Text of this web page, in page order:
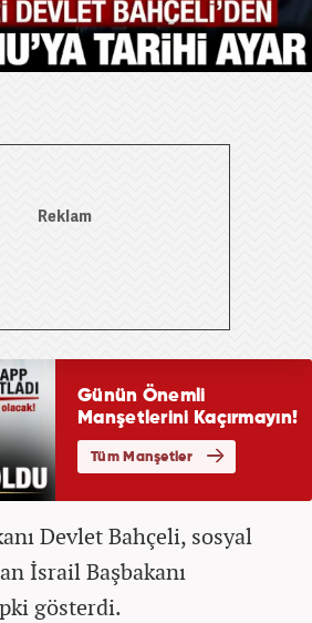
Devlet Bahçeli, sosyal
İsrail Başbakanı
gösterdi.